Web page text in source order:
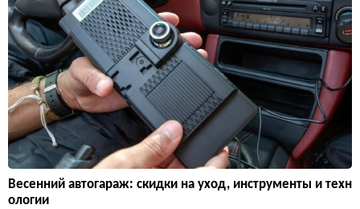
Весенний автогараж: скидки на уход, инструменты и техн
ологии